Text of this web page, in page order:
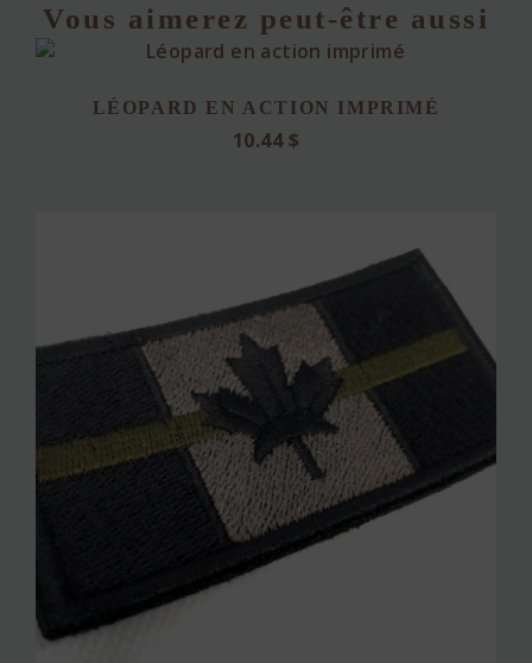
Vous aimerez peut-être aussi
LÉOPARD EN ACTION IMPRIMÉ
10.44$